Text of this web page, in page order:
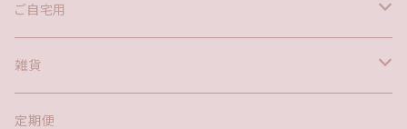
花束
花瓶
アレンジメント(置き型)
鉢物
ご自宅用
花束
アレンジメント(置き型)
雑貨
花瓶
定期便